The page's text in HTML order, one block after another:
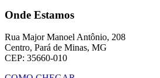
Onde Estamos
Rua Major Manoel Antônio, 208
Centro, Pará de Minas, MG
CEP: 35660-010